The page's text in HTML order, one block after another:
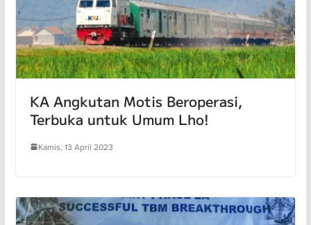
KA Angkutan Motis Beroperasi,
Terbuka untuk Umum Lho!
Kamis, 13 April 2023